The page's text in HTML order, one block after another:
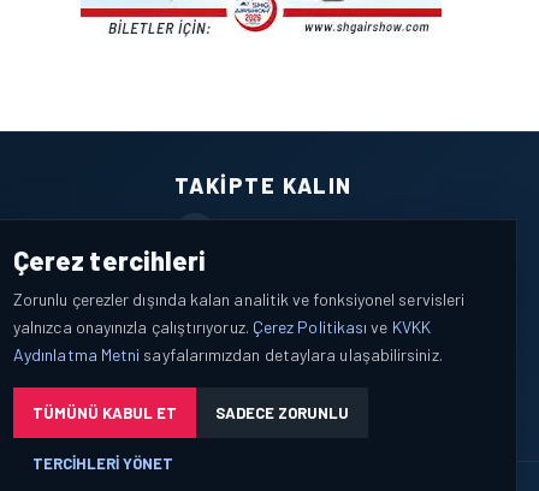
TAKIPTE KALIN
YouTube
Çerez tercihleri
Zorunlu çerezler dışında kalan analitik ve fonksiyonel servisleri
yalnızca onayınızla çalıştırıyoruz. Çerez Politikası ve KVKK
Aydınlatma Metni sayfalarımızdan detaylara ulaşabilirsiniz.
TÜMÜNÜ KABUL ET SADECE ZORUNLU
TERCIHLERI YÖNET